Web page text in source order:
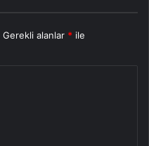
Gerekli alanlar * ile